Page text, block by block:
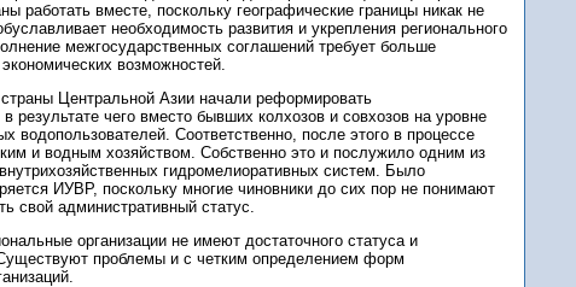
работать вместе, поскольку географические границы никак не
необходимость развития и укрепления регионального
межгосударственных соглашений требует больше
возможностей.
Центральной Азии начали реформировать
результате чего вместо бывших колхозов и совхозов на уровне
водопользователей. Соответственно, после этого в процессе
и водным хозяйством. Собственно это и послужило одним из
гидромелиоративных систем. Было
ИУВР, поскольку многие чиновники до сих пор не понимают
свой административный статус.
организации не имеют достаточного статуса и
проблемы и с четким определением форм